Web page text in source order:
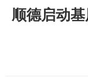
顺德启动